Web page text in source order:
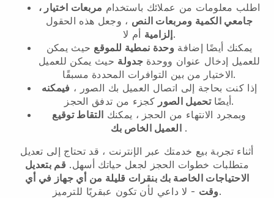
اطلب معلومات من عملائك باستخدام مربعات اختيار ،
جامعي الكمية ومربعات النص ، وجعل هذه الحقول
إلزاميةأم لا.
يمكنك أيضًا إضافة وحدة نمطية للموقع حيث يمكن
للعميل إدخال عنوان ووحدةجدولة حيث يمكن للعميل
الاختيار من بين التوافرات المحددة مسبقًا.
إذا كنت بحاجة إلى اتصال العميل بك الصور ، فيمكنه
أيضًاتحميل الصور
كجزء من تدفق الحجز.
وبمجرد الانتهاء من الحجز ، يمكنك التقاط توقيع
العميل الخاص بك .
أثناء تجربة بيع خدمتك عبر الإنترنت ، قد تحتاج إلى تعديل
متطلبات خطوات الحجز لجعل حياتك أسهل. قم بتعديل
الاحتياجات الخاصة بك بنقرات قليلة من أي جهاز في أي
وقت- لا داعي لأن تكون عبقريًا للترميز.